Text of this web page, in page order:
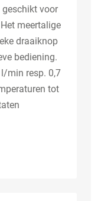
voor
meertalige
draaiknop
bediening.
min resp. 0,7
tot